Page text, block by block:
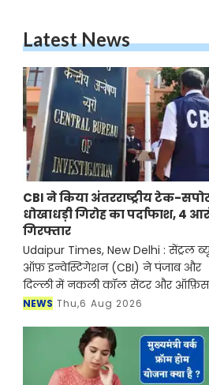
Latest News
CBI ने किया अंतरराष्ट्रीय टेक-
धोखाधड़ी गिरोह का पर्दाफाश, 4
गिरफ्तार
Udaipur Times, New Delhi : सेंट्रल
ऑफ़ इन्वेस्टिगेशन (CBI) ने पंजाब और
दिल्ली में नकली कॉल सेंटर और
ज़रिए चल रहे एक बड़े इंटरनेशनल टेक-
NEWS Thu,6 Aug 2026